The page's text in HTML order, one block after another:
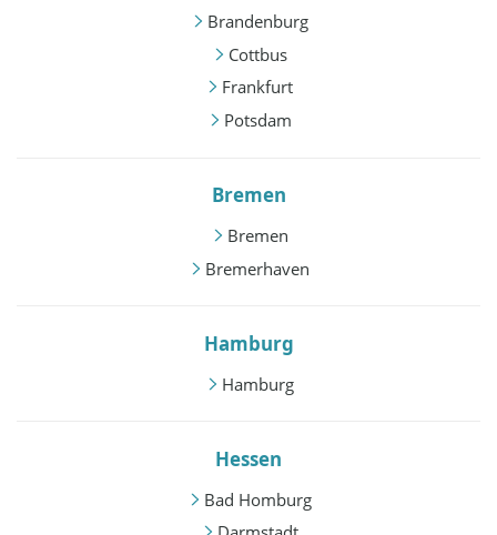
Brandenburg
Cottbus
Frankfurt
Potsdam
Bremen
Bremen
Bremerhaven
Hamburg
Hamburg
Hessen
Bad Homburg